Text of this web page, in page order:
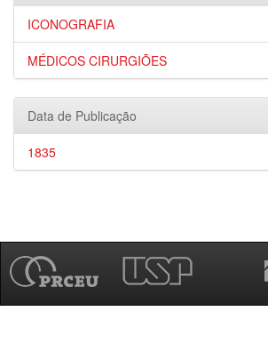
ICONOGRAFIA
MÉDICOS CIRURGIÕES
Data de Publicação
1835